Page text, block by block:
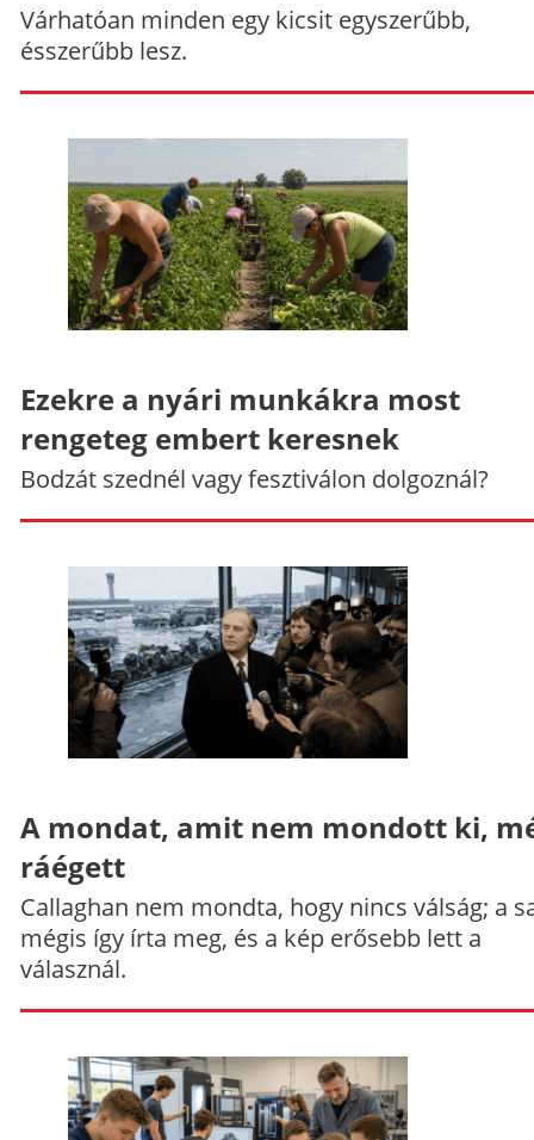
Várhatóan minden egy kicsit egyszerűbb,
ésszerűbb lesz.
Ezekre a nyári munkákra most
rengeteg embert keresnek
Bodzát szednél vagy fesztiválon dolgoznál?
A mondat, amit nem mondott ki,
ráégett
Callaghan nem mondta, hogy nincs válság; a
mégis így írta meg, és a kép erősebb lett a
válasznál.